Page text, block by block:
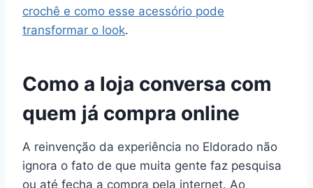
crochê e como esse acessório pode
transformar o look.
Como a loja conversa com
quem já compra online
A reinvenção da experiência no Eldorado não
ignora o fato de que muita gente faz pesquisa
ou até fecha a compra pela internet. Ao